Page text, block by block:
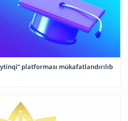
platforması mükafatlandırılıb